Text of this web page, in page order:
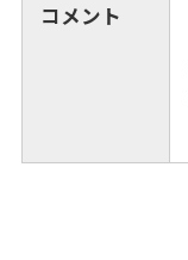
コメント